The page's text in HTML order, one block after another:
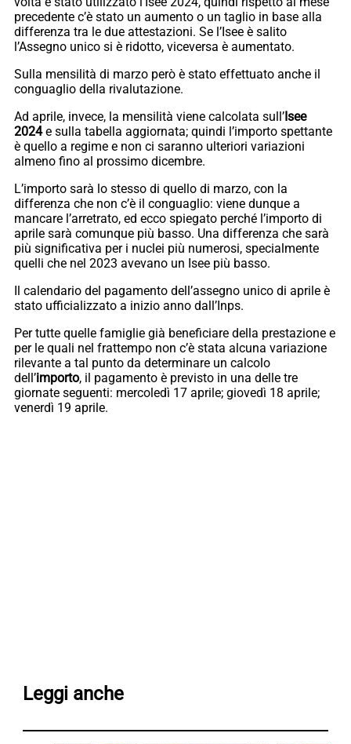
precedente c’è stato un aumento o un taglio in base alla
differenza tra le due attestazioni. Se l’Isee è salito
l’Assegno unico si è ridotto, viceversa è aumentato.
Sulla mensilità di marzo però è stato effettuato anche il
conguaglio della rivalutazione.
Ad aprile, invece, la mensilità viene calcolata sull’Isee
2024e sulla tabella aggiornata; quindi l’importo spettante
è quello a regime e non ci saranno ulteriori variazioni
almeno fino al prossimo dicembre.
L’importo sarà lo stesso di quello di marzo, con la
differenza che non c’è il conguaglio: viene dunque a
mancare l’arretrato, ed ecco spiegato perché l’importo di
aprile sarà comunque più basso. Una differenza che sarà
più significativa per i nuclei più numerosi, specialmente
quelli che nel 2023 avevano un Isee più basso.
Il calendario del pagamento dell’assegno unico di aprile è
stato ufficializzato a inizio anno dall’Inps.
Per tutte quelle famiglie già beneficiare della prestazione e
per le quali nel frattempo non c’è stata alcuna variazione
rilevante a tal punto da determinare un calcolo
dell’importo, il pagamento è previsto in una delle tre
giornate seguenti: mercoledì 17 aprile; giovedì 18 aprile;
venerdì 19 aprile.
Leggi anche